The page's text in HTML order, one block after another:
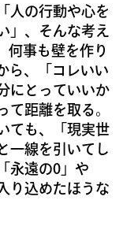
人の行動や心を
」、そんな考え
何事も壁を作り
ら、「コレいい
にとっていいか
て距離を取る。
ても、「現実世
一線を引いてし
永遠の0」や
り込めたほうな